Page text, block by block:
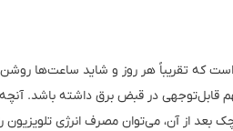
که تقریباً هر روز و شاید ساعت‌ها روشن
در قبض برق داشته باشد. آنچه
بعد از آن، می‌توان مصرف انرژی